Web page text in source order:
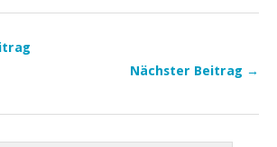
Nächster Beitrag →